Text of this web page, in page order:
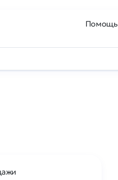
Помощь